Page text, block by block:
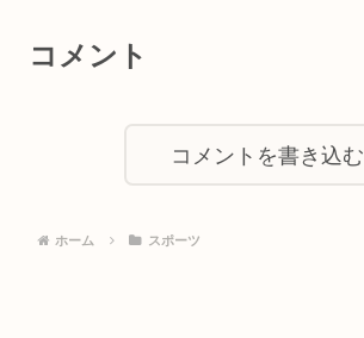
コメント
コメントを書き込む
ホーム スポーツ